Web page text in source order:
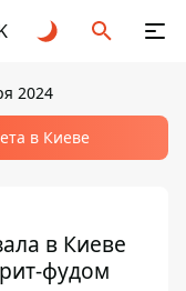
2024
в Киеве
в Киеве
фудом